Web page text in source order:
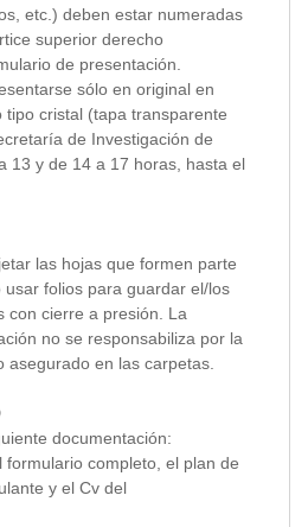
etc.) deben estar numeradas
superior derecho
de presentación.
sólo en original en
cristal (tapa transparente
de Investigación de
13 y de 14 a 17 horas, hasta el
las hojas que formen parte
folios para guardar el/los
con cierre a presión. La
no se responsabiliza por la
asegurado en las carpetas.
documentación:
formulario completo, el plan de
y el Cv del